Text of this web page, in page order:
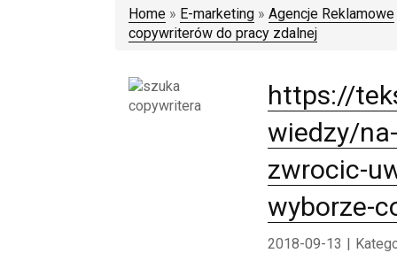
Home » E-marketing » Agencje Reklamowe
copywriterów do pracy zdalnej
https://
wiedzy/
zwrocic-
wyborze-
2018-09-13 |